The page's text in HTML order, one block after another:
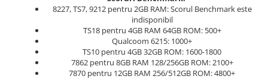
8227, TS7, 9212 pentru 2GB RAM: Scorul Benchmark este
indisponibil
TS18 pentru 4GB RAM 64GB ROM: 500+
Qualcoom 6215: 1000+
TS10 pentru 4GB 32GB ROM: 1600-1800
7862 pentru 8GB RAM 128/256GB ROM: 2100+
7870 pentru 12GB RAM 256/512GB ROM: 4800+